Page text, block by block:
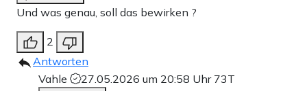
Und was genau, soll das bewirken ?
2
Antworten
Vahle
27.05.2026 um 20:58 Uhr 73T